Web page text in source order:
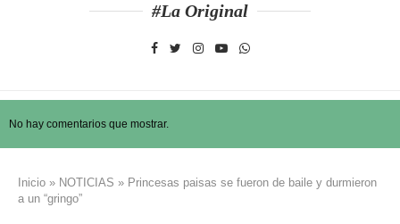
#La Original
No hay comentarios que mostrar.
Inicio » NOTICIAS » Princesas paisas se fueron de baile y durmieron
a un “gringo”